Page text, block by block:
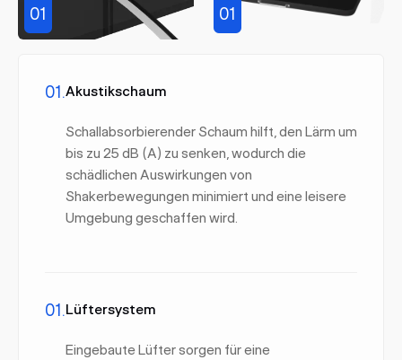
01 01
01.Akustikschaum
Schallabsorbierender Schaum hilft, den Lärm um
bis zu 25 dB (A) zu senken, wodurch die
schädlichen Auswirkungen von
Shakerbewegungen minimiert und eine leisere
Umgebung geschaffen wird.
01.Lüftersystem
Eingebaute Lüfter sorgen für eine